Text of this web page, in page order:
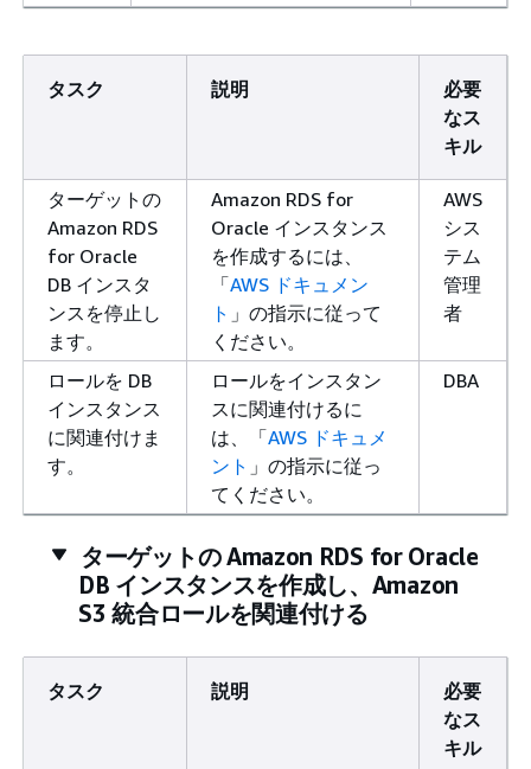
タスク 説明
必要
なス
キル
ターゲットの
Amazon RDS
for Oracle
DB インスタ
ンスを停止し
ます。
Amazon RDS for
Oracle インスタンス
を作成するには、
「AWS ドキュメン
ト 」の指示に従って
ください。
AWS
シス
テム
管理
者
ロールを DB
インスタンス
に関連付けま
す。
ロールをインスタン
スに関連付けるに
は、「AWS ドキュメ
ント 」の指示に従っ
てください。
DBA
ターゲットの Amazon RDS for Oracle
DB インスタンスを作成し、Amazon
S3 統合ロールを関連付ける
タスク 説明
必要
なス
キル